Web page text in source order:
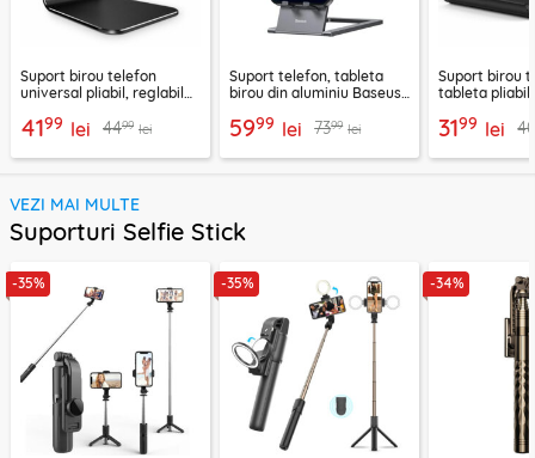
Suport birou telefon
universal pliabil, reglabil
negru
4199 lei 4499 lei
Suport telefon, tableta
birou din aluminiu Baseus,
5999 lei 7399 lei
Suport birou
tableta pliabil
3199 lei
VEZI MAI MULTE
Suporturi Selfie Stick
-35% -35% -34%